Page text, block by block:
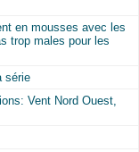
en mousses avec les
trop males pour les
série
Vent Nord Ouest,